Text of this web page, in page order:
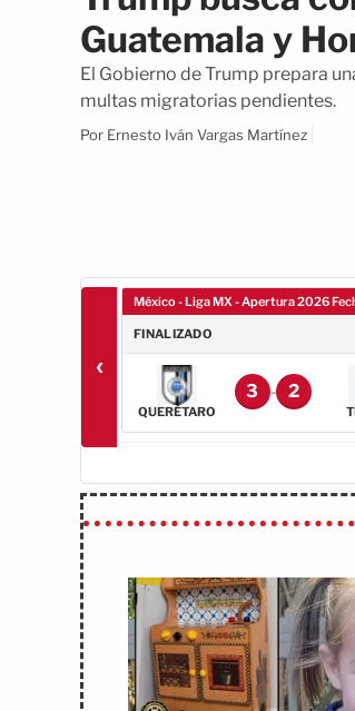
Guatemala y
El Gobierno de Trump prepara
multas migratorias pendientes.
Por Ernesto Iván Vargas Martínez
‹
México - Liga MX - Apertura 2026
FINALIZADO
QUERÉTARO
3 - 2